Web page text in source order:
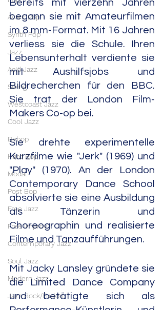
Avant Pop
Synth Pop
Jazz
Acid Jazz
Swing
Westcoast Jazz
Cool Jazz
Bebop
Hard Bop
Modal
Post Bop
Free Jazz
Free Improv
Contemporary Jazz
Soul Jazz
Modern Jazz
Jazz Rock/Fusion
Bereits mit vierzehn Jahren
begann sie mit Amateurfilmen
im 8 mm-Format. Mit 16 Jahren
verliess sie die Schule. Ihren
Lebensunterhalt verdiente sie
mit Aushilfsjobs und
Bildrecherchen für den BBC.
Sie trat der London Film-
Makers Co-op bei.
Sie drehte experimentelle
Kurzfilme wie "Jerk" (1969) und
"Play" (1970). An der London
Contemporary Dance School
absolvierte sie eine Ausbildung
als Tänzerin und
Choreographin und realisierte
Filme und Tanzaufführungen.
Mit Jacky Lansley gründete sie
die Limited Dance Company
und betätigte sich als